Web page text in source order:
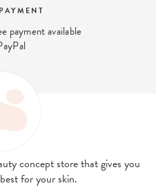
payment available
concept store that gives you
for your skin.